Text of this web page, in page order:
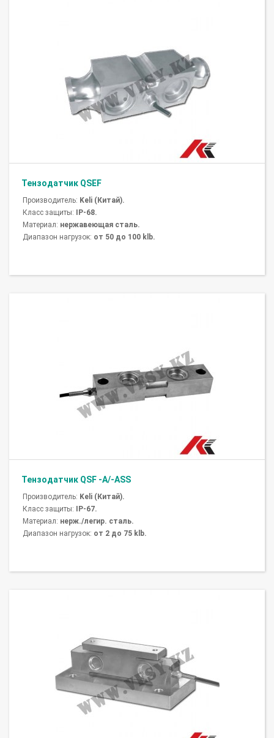
Тензодатчик QSEF
Производитель: Keli (Китай).
Класс защиты:
IP-68.
Материал: нержавеющая сталь.
Диапазон нагрузок: от 50 до 100 klb.
Тензодатчик QSF -A/-ASS
Производитель: Keli (Китай).
Класс защиты:
IP-67.
Материал: нерж./легир. сталь.
Диапазон нагрузок: от 2 до 75 klb.